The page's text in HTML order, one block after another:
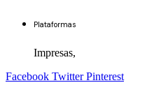
Plataformas
Impresas,
Facebook Twitter Pinterest